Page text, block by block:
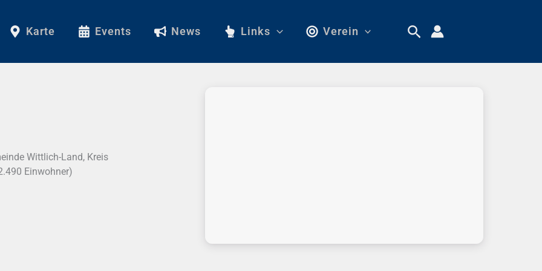
Karte Events News Links Verein
Wittlich-Land, Kreis
Einwohner)